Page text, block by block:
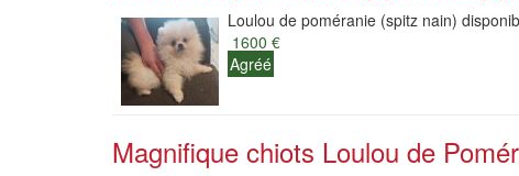
Loulou de poméranie (spitz nain)
1600 €
Agréé
Magnifique chiots Loulou de